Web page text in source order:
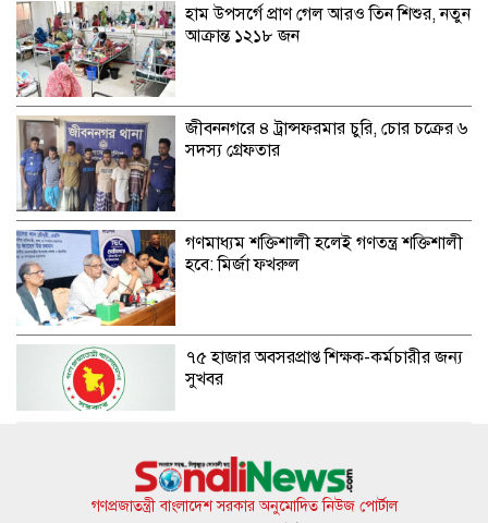
হাম উপসর্গে প্রাণ গেল আরও তিন শিশুর, নতুন
আক্রান্ত ১২১৮ জন
জীবননগরে ৪ ট্রান্সফরমার চুরি, চোর চক্রের ৬
সদস্য গ্রেফতার
গণমাধ্যম শক্তিশালী হলেই গণতন্ত্র শক্তিশালী
হবে: মির্জা ফখরুল
৭৫ হাজার অবসরপ্রাপ্ত শিক্ষক-কর্মচারীর জন্য
সুখবর
নোয়াখালীতে বিএনপি নেতাকে গুলি, লাগল
সহযোগীর বুকে
গণপ্রজাতন্ত্রী বাংলাদেশ সরকার অনুমোদিত নিউজ পোর্টাল